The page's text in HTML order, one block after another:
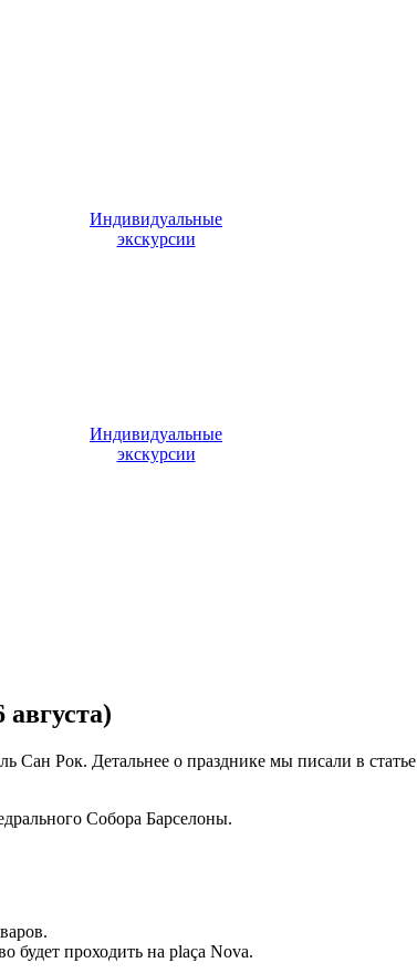
Индивидуальные
экскурсии
Индивидуальные
экскурсии
Сан Рок. Детальнее о празднике мы писали в статье
Собора Барселоны.
будет проходить на plaça Nova.